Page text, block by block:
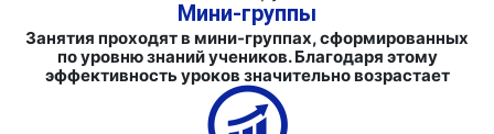
Мини-группы
Занятия проходят в мини-группах, сформированных
по уровню знаний учеников. Благодаря этому
эффективность уроков значительно возрастает